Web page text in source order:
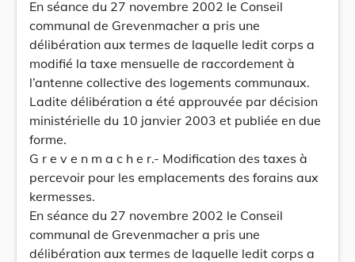
En séance du 27 novembre 2002 le Conseil
communal de Grevenmacher a pris une
délibération aux termes de laquelle ledit corps a
modifié la taxe mensuelle de raccordement à
l’antenne collective des logements communaux.
Ladite délibération a été approuvée par décision
ministérielle du 10 janvier 2003 et publiée en due
forme.
G r e v e n m a c h e r.- Modification des taxes à
percevoir pour les emplacements des forains aux
kermesses.
En séance du 27 novembre 2002 le Conseil
communal de Grevenmacher a pris une
délibération aux termes de laquelle ledit corps a